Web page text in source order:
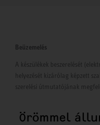
Beüzemelés
A készülékek beszerelését
helyezését kizárólag képzett
szerelési útmutatójának
Örömmel